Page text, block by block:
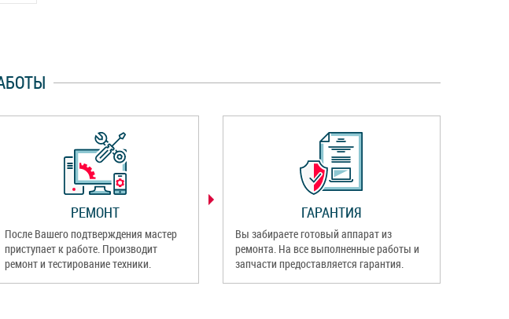
РЕМОНТ
После Вашего подтверждения мастер
приступает к работе. Производит
ремонт и тестирование техники.
ГАРАНТИЯ
Вы забираете готовый аппарат из
ремонта. На все выполненные работы и
запчасти предоставляется гарантия.